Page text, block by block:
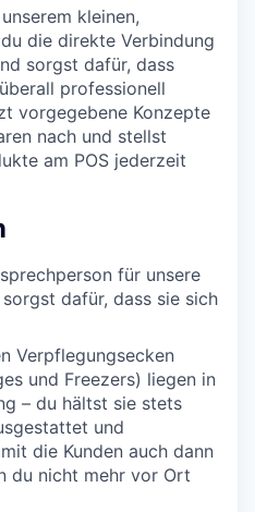
kleinen,
die direkte Verbindung
sorgst dafür, dass
professionell
vorgegebene Konzepte
nach und stellst
am POS jederzeit
für unsere
dafür, dass sie sich
Verpflegungsecken
und Freezers) liegen in
– du hältst sie stets
und
die Kunden auch dann
du nicht mehr vor Ort